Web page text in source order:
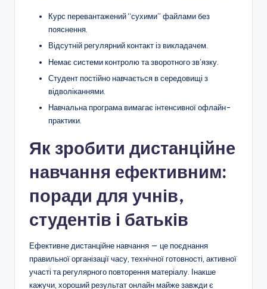
Курс перевантажений “сухими” файлами без
пояснення.
Відсутній регулярний контакт із викладачем.
Немає системи контролю та зворотного зв’язку.
Студент постійно навчається в середовищі з
відволіканнями.
Навчальна програма вимагає інтенсивної офлайн-
практики.
Як зробити дистанційне
навчання ефективним:
поради для учнів,
студентів і батьків
Ефективне дистанційне навчання — це поєднання
правильної організації часу, технічної готовності, активної
участі та регулярного повторення матеріалу. Інакше
кажучи, хороший результат онлайн майже завжди є